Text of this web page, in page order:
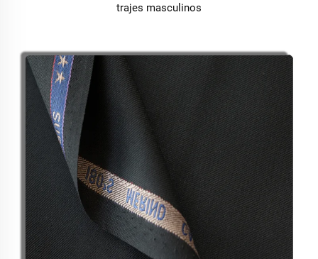
trajes masculinos